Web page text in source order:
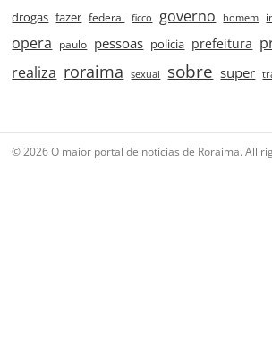
drogas fazer federal ficco governo homem
opera paulo pessoas policia prefeitura
realiza roraima sexual sobre super
© 2026 O maior portal de notícias de Roraima. All